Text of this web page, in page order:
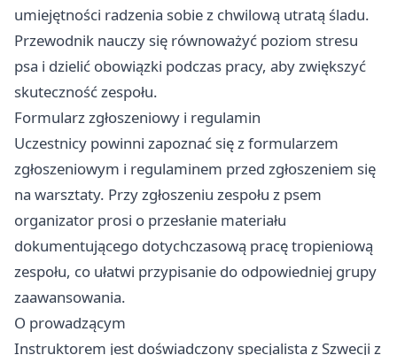
umiejętności radzenia sobie z chwilową utratą śladu.
Przewodnik nauczy się równoważyć poziom stresu
psa i dzielić obowiązki podczas pracy, aby zwiększyć
skuteczność zespołu.
Formularz zgłoszeniowy i regulamin
Uczestnicy powinni zapoznać się z formularzem
zgłoszeniowym i regulaminem przed zgłoszeniem się
na warsztaty. Przy zgłoszeniu zespołu z psem
organizator prosi o przesłanie materiału
dokumentującego dotychczasową pracę tropieniową
zespołu, co ułatwi przypisanie do odpowiedniej grupy
zaawansowania.
O prowadzącym
Instruktorem jest doświadczony specjalista z Szwecji z